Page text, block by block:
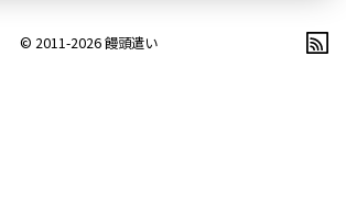
© 2011-2026饅頭遣い